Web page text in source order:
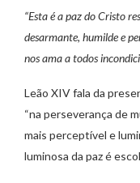
“Esta é a paz do Cristo
desarmante, humilde e
nos ama a todos
Leão XIV fala da
“na perseverança de
mais perceptível e
luminosa da paz é